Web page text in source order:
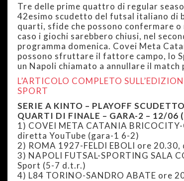
Tre delle prime quattro di regular
42esimo scudetto del futsal italiano di
quarti, sfide che possono confermare
caso i giochi sarebbero chiusi, nel
programma domenica. Covei Meta
possono sfruttare il fattore campo, lo
un Napoli chiamato a annullare il match
L’ARTICOLO COMPLETO
SPORT
SERIE A KINTO – PLAYOFF SCUDETTO
QUARTI DI FINALE – GARA-2 – 12/06
1) COVEI META CATANIA
diretta YouTube (gara-1 6-2)
2) ROMA 1927-FELDI EBOLI ore
3) NAPOLI FUTSAL-SPORTING SALA
Sport (5-7 d.t.r.)
4) L84 TORINO-SANDRO ABATE ore